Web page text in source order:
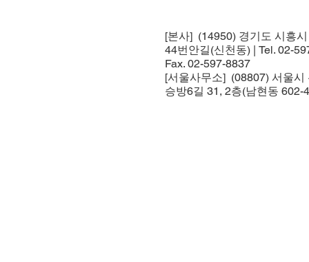
[본사] (14950) 경기도 시흥
44번안길(신천동) | Tel. 02-
Fax. 02-597-8837
[서울사무소] (08807) 서울시
승방6길 31, 2층(남현동 602-